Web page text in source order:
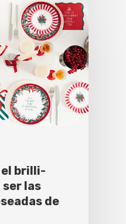
el brilli-
ser las
de